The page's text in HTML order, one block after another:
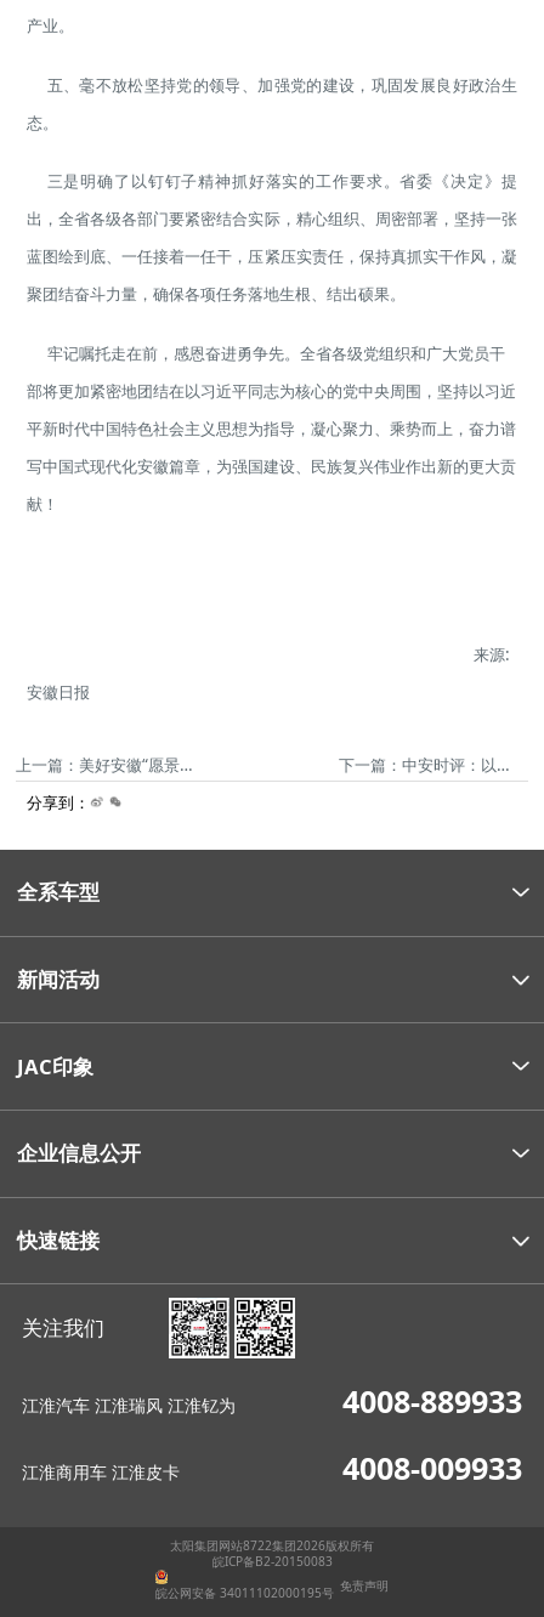
产业。
五、毫不放松坚持党的领导、加强党的建设，巩固发展良好政治生
态。
三是明确了以钉钉子精神抓好落实的工作要求。省委《决定》提
出，全省各级各部门要紧密结合实际，精心组织、周密部署，坚持一张
蓝图绘到底、一任接着一任干，压紧压实责任，保持真抓实干作风，凝
聚团结奋斗力量，确保各项任务落地生根、结出硕果。
牢记嘱托走在前，感恩奋进勇争先。全省各级党组织和广大党员干
部将更加紧密地团结在以习近平同志为核心的党中央周围，坚持以习近
平新时代中国特色社会主义思想为指导，凝心聚力、乘势而上，奋力谱
写中国式现代化安徽篇章，为强国建设、民族复兴伟业作出新的更大贡
献！
来源:
安徽日报
上一篇：美好安徽“愿景”如何变“实景”？省委全会作出部署
下一篇：中安时评：以拼搏姿态书写伟大事业“精彩篇章”
分享到：
全系车型
新闻活动
JAC印象
企业信息公开
快速链接
关注我们
江淮汽车 江淮瑞风 江淮钇为 4008-889933
江淮商用车 江淮皮卡 4008-009933
太阳集团网站8722集团2026版权所有
皖ICP备B2-20150083
皖公网安备 34011102000195号 免责声明